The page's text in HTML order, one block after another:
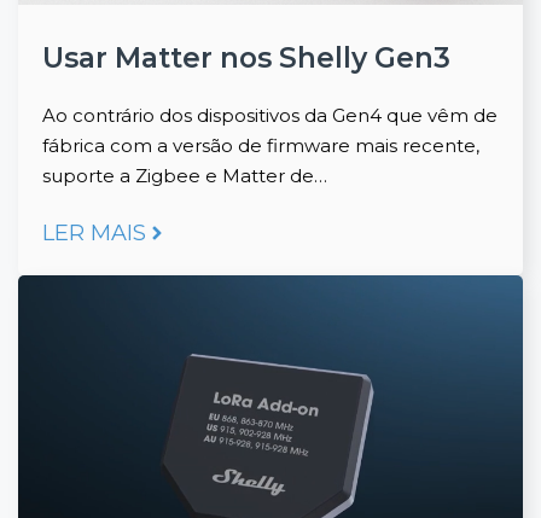
Usar Matter nos Shelly Gen3
Ao contrário dos dispositivos da Gen4 que vêm de
fábrica com a versão de firmware mais recente,
suporte a Zigbee e Matter de…
LER MAIS